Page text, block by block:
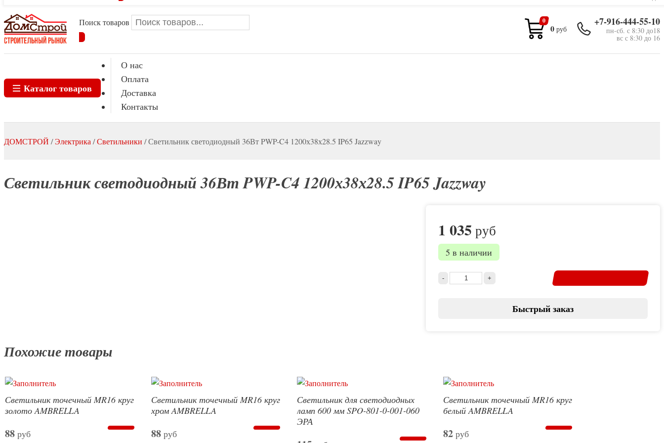
Поиск товаров 0
0 руб
+7-916-444-55-10
пн-сб. с 8:30 до18
вс с 8:30 до 16
Каталог товаров
О нас
Оплата
Доставка
Контакты
ДОМСТРОЙ /Электрика /Светильники /Светильник светодиодный 36Вт PWP-C4 1200х38х28.5 IP65 Jazzway
Светильник светодиодный 36Вт PWP-C4 1200х38х28.5 IP65 Jazzway
1 035 руб
5 в наличии
Быстрый заказ
Похожие товары
Светильник точечный MR16 круг
золото AMBRELLA
88 руб
Светильник точечный MR16 круг
хром AMBRELLA
88руб
Светильник для светодиодных
ламп 600 мм SPO-801-0-001-060
ЭРА
Светильник точечный MR16 круг
белый AMBRELLA
82руб